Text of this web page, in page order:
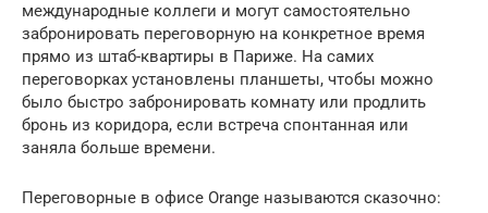
международные коллеги и могут самостоятельно
забронировать переговорную на конкретное время
прямо из штаб-квартиры в Париже. На самих
переговорках установлены планшеты, чтобы можно
было быстро забронировать комнату или продлить
бронь из коридора, если встреча спонтанная или
заняла больше времени.
Переговорные в офисе Orange называются сказочно: